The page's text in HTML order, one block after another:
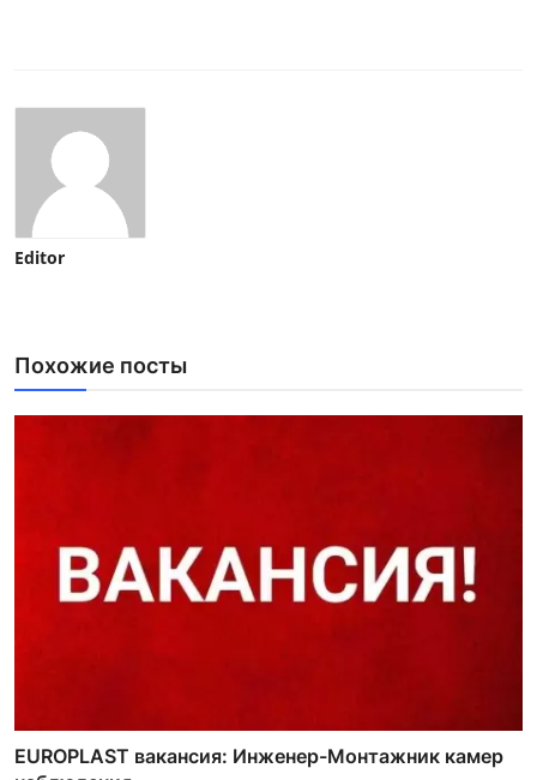
Editor
Похожие посты
EUROPLAST вакансия: Инженер-Монтажник камер